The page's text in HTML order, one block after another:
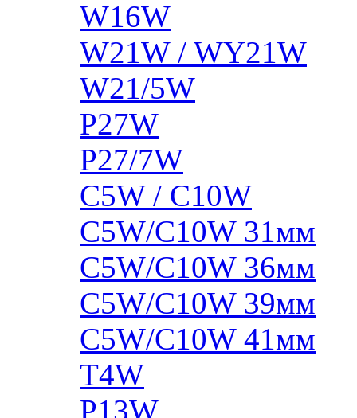
W16W
W21W / WY21W
W21/5W
P27W
P27/7W
C5W / C10W
C5W/C10W 31мм
C5W/C10W 36мм
C5W/C10W 39мм
C5W/C10W 41мм
T4W
P13W